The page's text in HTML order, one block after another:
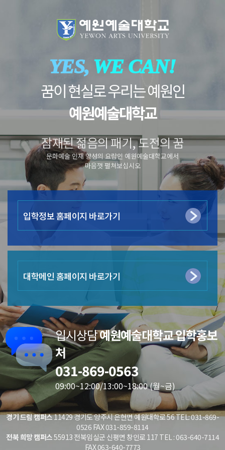
YES, WE CAN!
꿈이 현실로 우리는 예원인
예원예술대학교
잠재된 젊음의 패기, 도전의 꿈
문화예술 인재 양성의 요람인 예원예술대학교에서
마음껏 펼쳐보십시오
입학정보 홈페이지 바로가기
대학메인 홈페이지 바로가기
입시상담예원예술대학교 입학홍보
처
031-869-0563
09:00~12:00/13:00~18:00 (월~금)
경기 드림 캠퍼스11429 경기도 양주시 은현면 예원대학로 56 TEL: 031-869-
0526 FAX 031-859-8114
전북 희망 캠퍼스55913 전북임실군 신평면 창인로 117 TEL : 063-640-7114
FAX 063-640-7773